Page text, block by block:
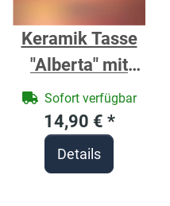
Keramik Tasse
"Alberta" mit
farbigen Henkel
und Motivdruck
Pilze
personalisierbar
Sofort verfügbar
14,90 € *
Details